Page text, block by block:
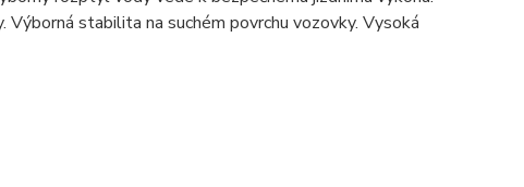
stabilita na suchém povrchu vozovky. Vysoká